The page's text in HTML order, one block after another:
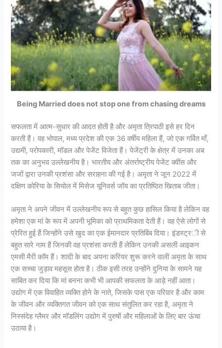
Being Married does not stop one from chasing dreams
सफलता में आत्म-सुधार की आदत होती है और अमृता त्रिपाठी इसे हर दिन
करती हैं। वह भोपाल, मध्य प्रदेश की एक 36 वर्षीय महिला हैं, जो एक गर्वित माँ,
उद्यमी, परोपकारी, मॉडल और पेजेंट विजेता हैं। पेजेंट्री के क्षेत्र में उनका अब
तक का अनुभव उल्लेखनीय है। भारतीय और अंतर्राष्ट्रीय पेजेंट क्वींस और
जजों द्वारा उनकी प्रशंसा और सराहना की गई है। अमृता ने जून 2022 में
दक्षिण कोरिया के सियोल में मिसेज यूनिवर्स जॉय का प्रतिष्ठित खिताब जीता।
अमृता ने अपने जीवन में उल्लेखनीय रूप से बहुत कुछ हासिल किया है लेकिन वह
हमेशा एक मां के रूप में अपनी भूमिका को प्राथमिकता देती हैं। वह ऐसे लोगों से
प्रेरित हुई हैं जिन्होंने उसे खुद का एक ईमानदार प्रतिबिंब दिया। इंडस्ट्री से
बहुत सारे नाम हैं जिनकी वह प्रशंसा करती हैं लेकिन उनकी असली आइकन
एमसी मैरी कॉम हैं। शादी के बाद अपना करियर शुरू करने वाली अमृता के साथ
एक सच्चा जुड़ाव महसूस होता है। ठीक इसी तरह उन्होंने दुनिया के सामने यह
साबित कर दिया कि मां बनना कभी भी आपकी सफलता के आड़े नहीं आता।
उद्योग में एक विवाहित व्यक्ति होने के नाते, जिसके पास एक परिवार है और काम
के जीवन और व्यक्तिगत जीवन को एक साथ संतुलित कर रहा है, अमृता ने
निस्संदेह ग्लैमर और मॉडलिंग उद्योग में पुरुषों और महिलाओं के लिए बार ऊंचा
उठाया है।